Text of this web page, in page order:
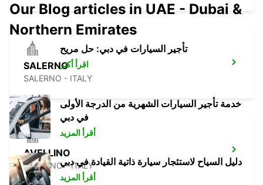
SALERNO
SALERNO - ITALY
AVELLINO
AVELLINO - ITALY
Our Blog articles in UAE - Dubai &
Northern Emirates
تأجير السيارات في دبي: حل مريح
اقرأ أكثر
خدمة تأجير السيارات الشهرية من الدرجة الأولى
في دبي
أقرأ المزيد
دليل السياح لاستئجار سيارة ذاتية القيادة في دبي
أقرأ المزيد